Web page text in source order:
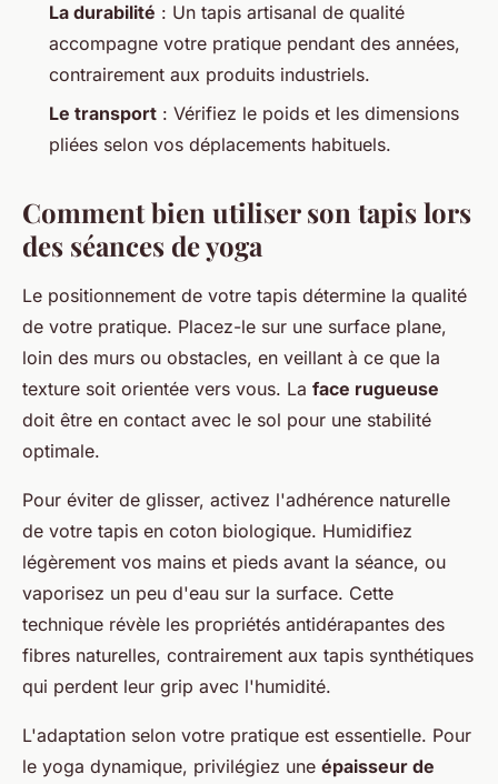
La durabilité : Un tapis artisanal de qualité
accompagne votre pratique pendant des années,
contrairement aux produits industriels.
Le transport : Vérifiez le poids et les dimensions
pliées selon vos déplacements habituels.
Comment bien utiliser son tapis lors
des séances de yoga
Le positionnement de votre tapis détermine la qualité
de votre pratique. Placez-le sur une surface plane,
loin des murs ou obstacles, en veillant à ce que la
texture soit orientée vers vous. La face rugueuse
doit être en contact avec le sol pour une stabilité
optimale.
Pour éviter de glisser, activez l'adhérence naturelle
de votre tapis en coton biologique. Humidifiez
légèrement vos mains et pieds avant la séance, ou
vaporisez un peu d'eau sur la surface. Cette
technique révèle les propriétés antidérapantes des
fibres naturelles, contrairement aux tapis synthétiques
qui perdent leur grip avec l'humidité.
L'adaptation selon votre pratique est essentielle. Pour
le yoga dynamique, privilégiez une épaisseur de